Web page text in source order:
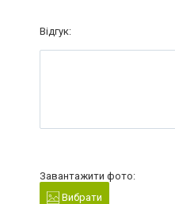
Відгук:
Завантажити фото:
Вибрати